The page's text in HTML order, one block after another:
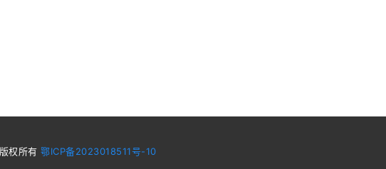
权所有鄂ICP备2023018511号-10